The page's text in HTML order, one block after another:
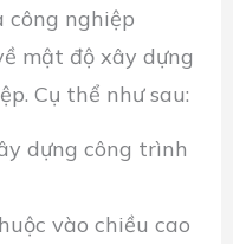
công nghiệp
mật độ xây dựng
Cụ thể như sau:
dựng công trình
vào chiều cao